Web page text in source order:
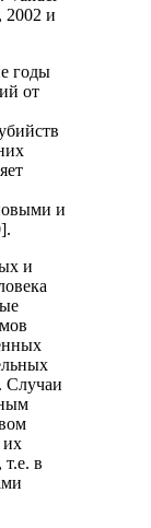
2002 и
годы
от
и
и
Случаи
их
в